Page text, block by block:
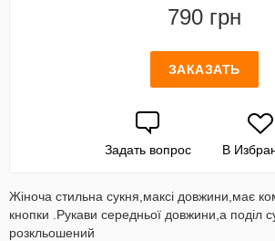
790 грн
ЗАКАЗАТЬ
Задать вопрос В
Жіноча стильна сукня,максі довжини,має
кнопки .Рукави середньої довжини,а поділ
розкльошений